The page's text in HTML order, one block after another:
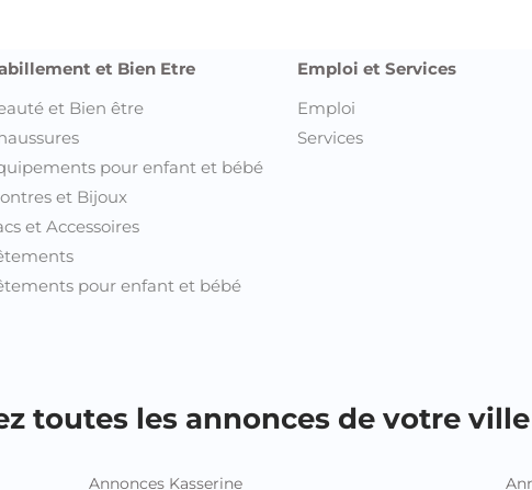
et Bien Etre
et Bien être
pour enfant et bébé
et Bijoux
et Accessoires
pour enfant et bébé
Emploi et Services
Emploi
Services
toutes les annonces de votre
Annonces Kasserine